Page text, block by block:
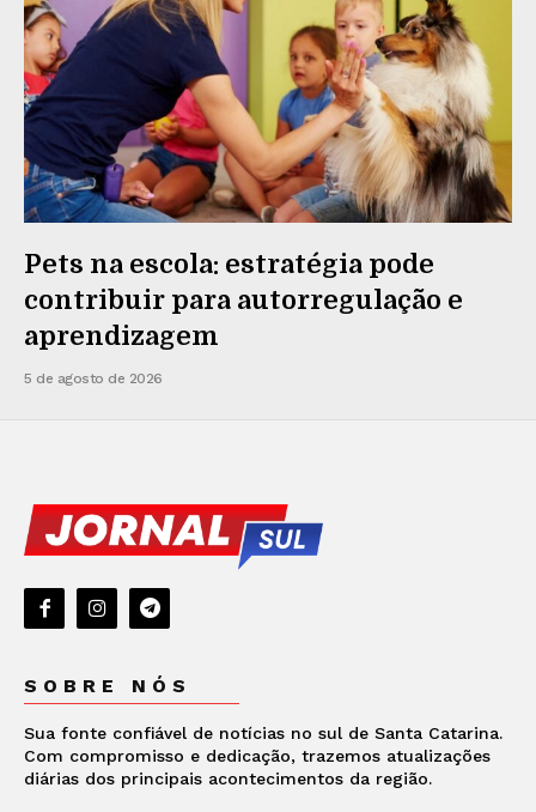
Pets na escola: estratégia pode
contribuir para autorregulação e
aprendizagem
5 de agosto de 2026
SOBRE NÓS
Sua fonte confiável de notícias no sul de Santa Catarina.
Com compromisso e dedicação, trazemos atualizações
diárias dos principais acontecimentos da região.